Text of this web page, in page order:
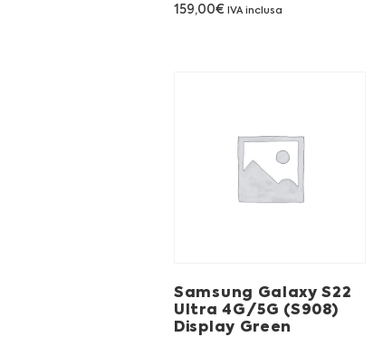
159,00€ IVA inclusa
Samsung Galaxy S22
Ultra 4G/5G (S908)
Display Green